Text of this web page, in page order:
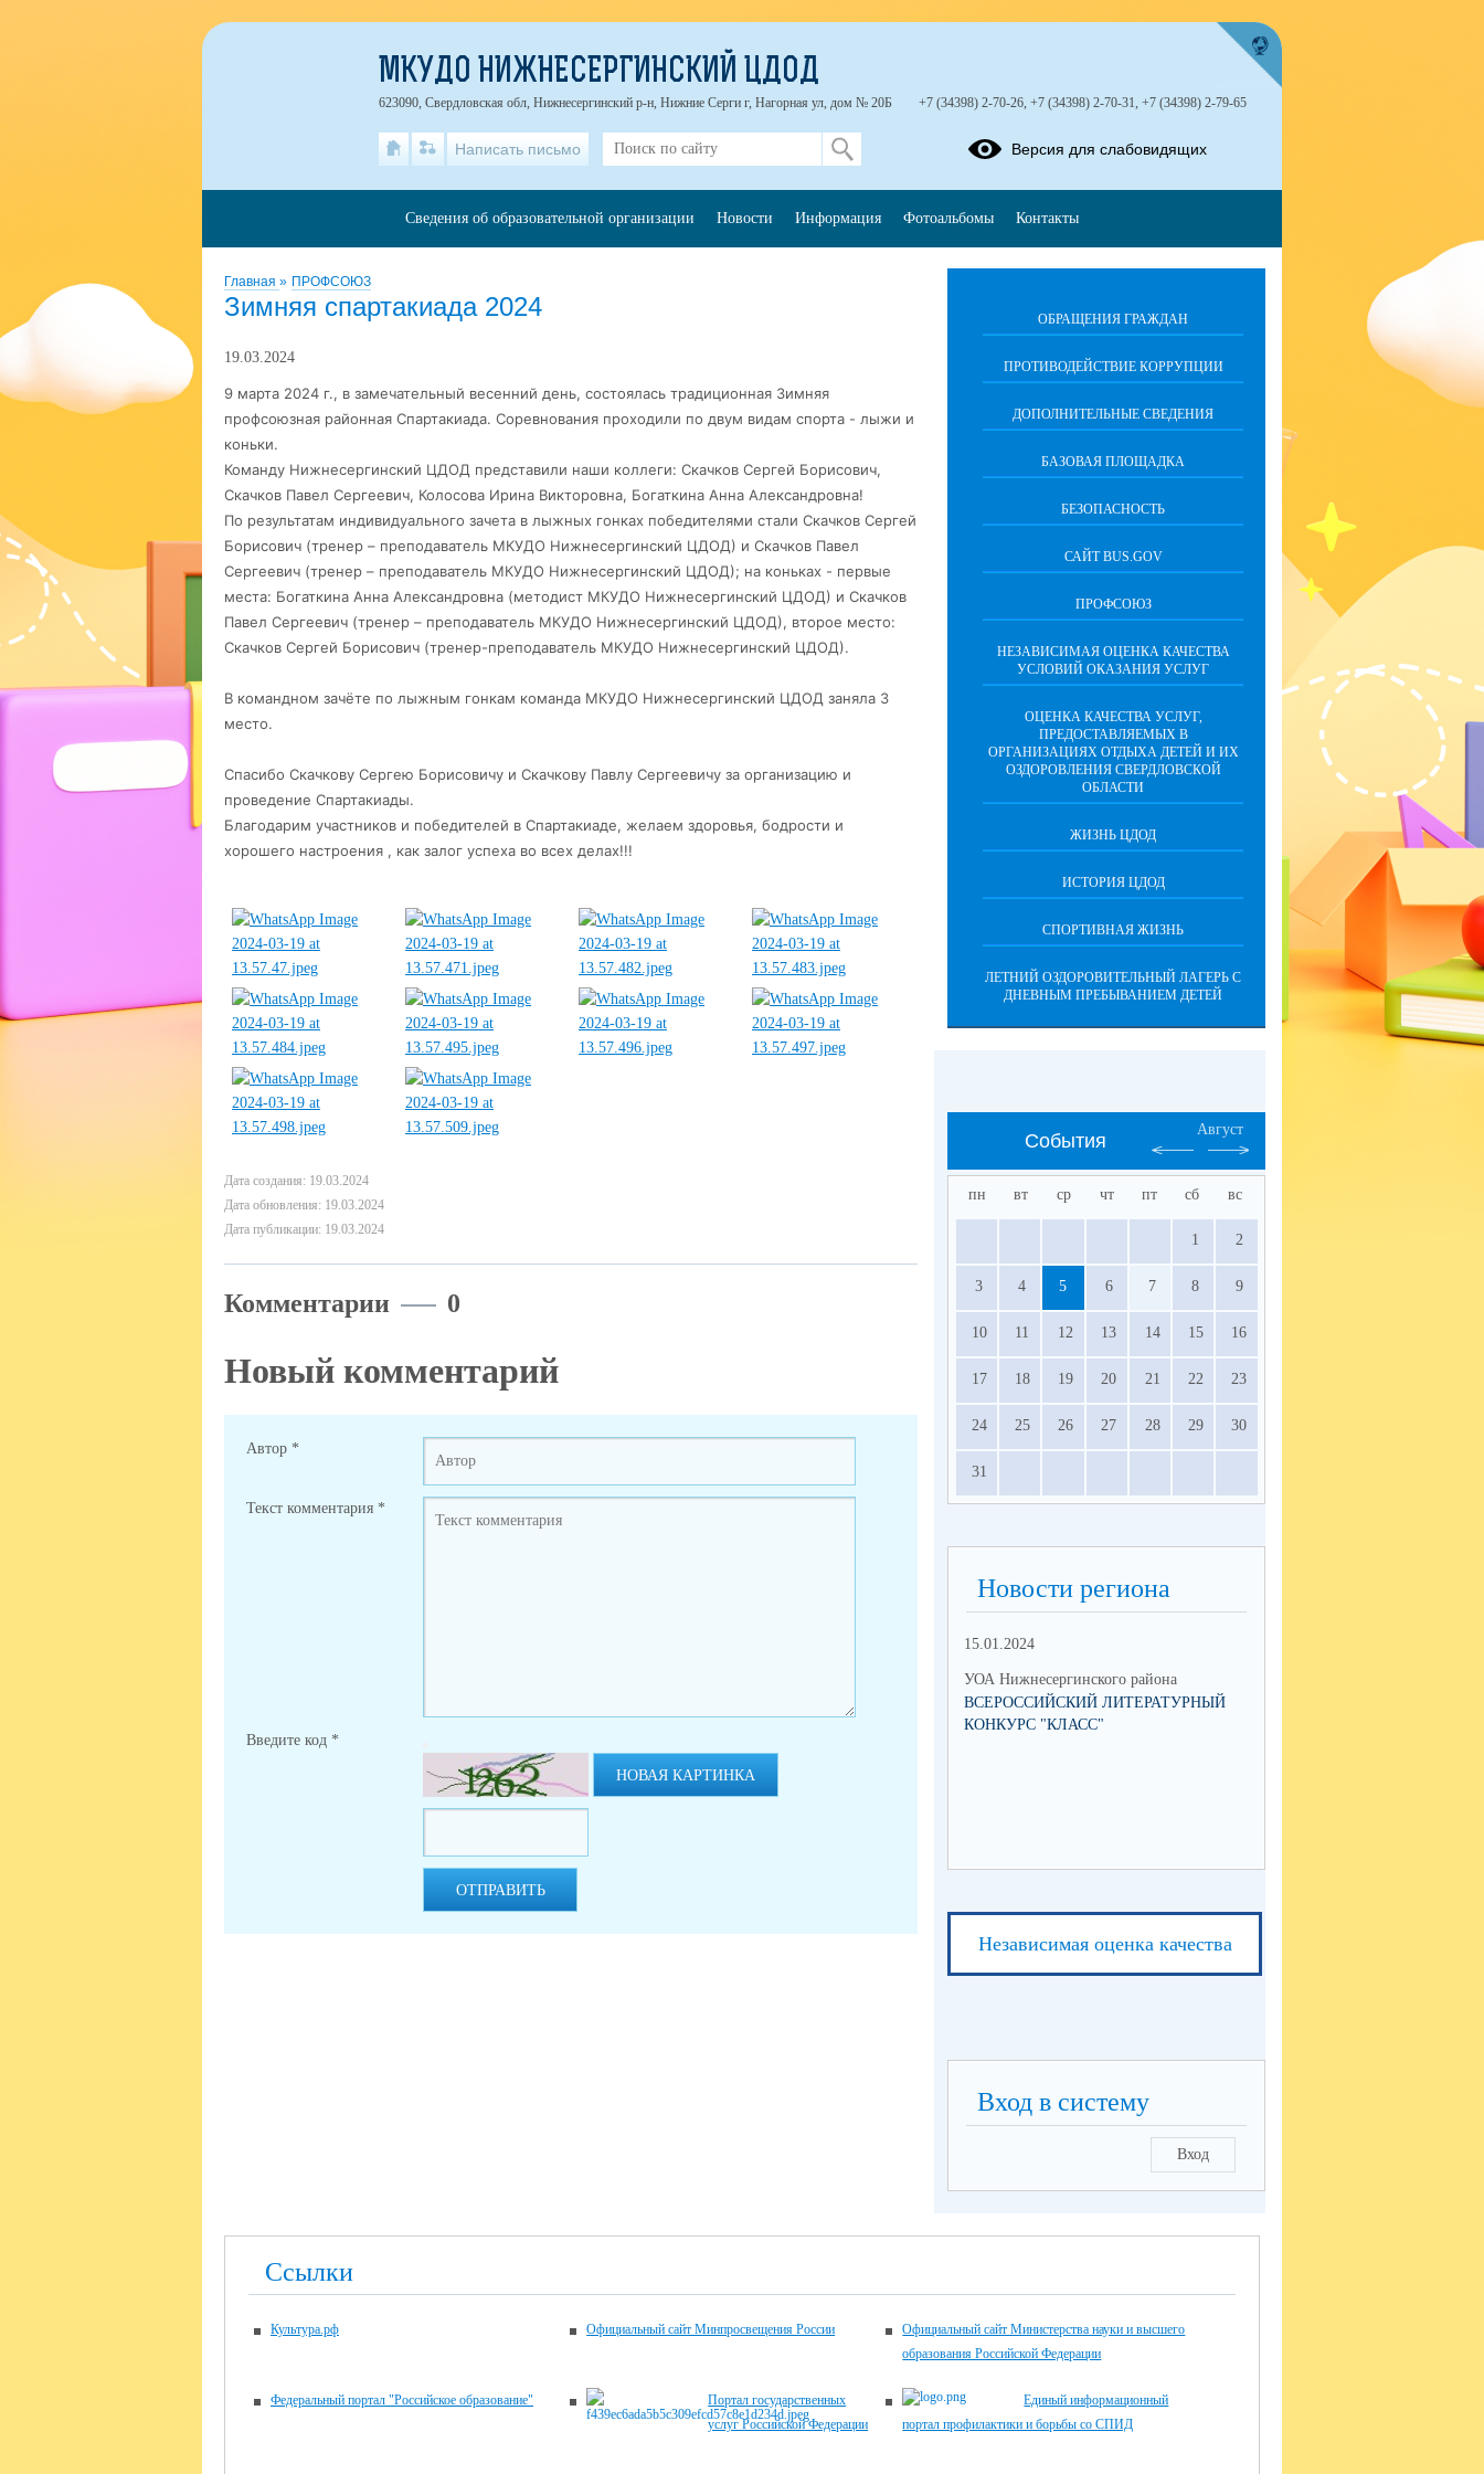
Главная » ПРОФСОЮЗ
Зимняя спартакиада 2024
19.03.2024
9 марта 2024 г., в замечательный весенний день, состоялась традиционная Зимняя
профсоюзная районная Спартакиада. Соревнования проходили по двум видам спорта - лыжи и
коньки.
Команду Нижнесергинский ЦДОД представили наши коллеги: Скачков Сергей Борисович,
Скачков Павел Сергеевич, Колосова Ирина Викторовна, Богаткина Анна Александровна!
По результатам индивидуального зачета в лыжных гонках победителями стали Скачков Сергей
Борисович (тренер – преподаватель МКУДО Нижнесергинский ЦДОД) и Скачков Павел
Сергеевич (тренер – преподаватель МКУДО Нижнесергинский ЦДОД); на коньках - первые
места: Богаткина Анна Александровна (методист МКУДО Нижнесергинский ЦДОД) и Скачков
Павел Сергеевич (тренер – преподаватель МКУДО Нижнесергинский ЦДОД), второе место:
Скачков Сергей Борисович (тренер-преподаватель МКУДО Нижнесергинский ЦДОД).
В командном зачёте по лыжным гонкам команда МКУДО Нижнесергинский ЦДОД заняла 3
место.
Спасибо Скачкову Сергею Борисовичу и Скачкову Павлу Сергеевичу за организацию и
проведение Спартакиады.
Благодарим участников и победителей в Спартакиаде, желаем здоровья, бодрости и
хорошего настроения , как залог успеха во всех делах!!!
Дата создания: 19.03.2024
Дата обновления: 19.03.2024
Дата публикации: 19.03.2024
Комментарии 0
Новый комментарий
Автор *
Текст комментария *
Введите код *
НОВАЯ КАРТИНКА
ОТПРАВИТЬ
ОБРАЩЕНИЯ ГРАЖДАН
ПРОТИВОДЕЙСТВИЕ КОРРУПЦИИ
ДОПОЛНИТЕЛЬНЫЕ СВЕДЕНИЯ
БАЗОВАЯ ПЛОЩАДКА
БЕЗОПАСНОСТЬ
САЙТ BUS.GOV
ПРОФСОЮЗ
НЕЗАВИСИМАЯ ОЦЕНКА КАЧЕСТВА
УСЛОВИЙ ОКАЗАНИЯ УСЛУГ
ОЦЕНКА КАЧЕСТВА УСЛУГ,
ПРЕДОСТАВЛЯЕМЫХ В
ОРГАНИЗАЦИЯХ ОТДЫХА ДЕТЕЙ И ИХ
ОЗДОРОВЛЕНИЯ СВЕРДЛОВСКОЙ
ОБЛАСТИ
ЖИЗНЬ ЦДОД
ИСТОРИЯ ЦДОД
СПОРТИВНАЯ ЖИЗНЬ
ЛЕТНИЙ ОЗДОРОВИТЕЛЬНЫЙ ЛАГЕРЬ С
ДНЕВНЫМ ПРЕБЫВАНИЕМ ДЕТЕЙ
События
Август
пн вт ср чт пт сб вс
1 2
3 4 5 6 7 8 9
10 11 12 13 14 15 16
17 18 19 20 21 22 23
24 25 26 27 28 29 30
31
Новости региона
15.01.2024
УОА Нижнесергинского района
ВСЕРОССИЙСКИЙ ЛИТЕРАТУРНЫЙ
КОНКУРС "КЛАСС"
Независимая оценка качества
Вход в систему
Вход
Ссылки
Культура.рф Официальный сайт Минпросвещения России
Официальный сайт Министерства науки и высшего
образования Российской Федерации
Федеральный портал "Российское образование"
Портал государственных
услуг Российской Федерации
Единый информационный
портал профилактики и борьбы со СПИД
МКУДО НИЖНЕСЕРГИНСКИЙ ЦДОД
623090, Свердловская обл, Нижнесергинский р-н, Нижние Серги г, Нагорная ул, дом № 20Б +7 (34398) 2-70-26, +7 (34398) 2-70-31, +7 (34398) 2-79-65
Написать письмо Версия для слабовидящих
Сведения об образовательной организации Новости Информация Фотоальбомы Контакты